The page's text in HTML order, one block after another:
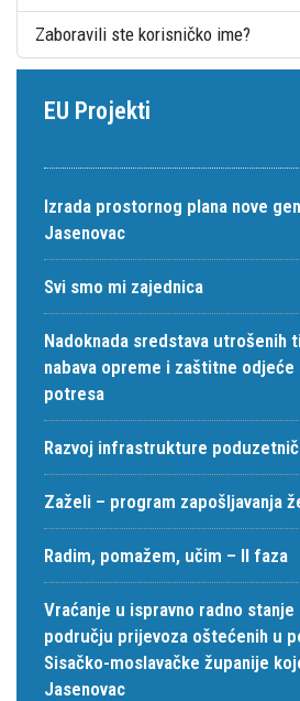
Zaboravili ste korisničko ime?
EU Projekti
Izrada prostornog plana nove
Jasenovac
Svi smo mi zajednica
Nadoknada sredstava utrošenih
nabava opreme i zaštitne
potresa
Razvoj infrastrukture
Zaželi – program zapošljavanja
Radim, pomažem, učim – II faza
Vraćanje u ispravno radno
području prijevoza oštećenih u
Sisačko-moslavačke županije
Jasenovac